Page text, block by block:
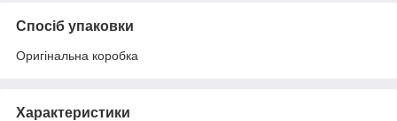
Спосіб упаковки
Оригінальна коробка
Характеристики